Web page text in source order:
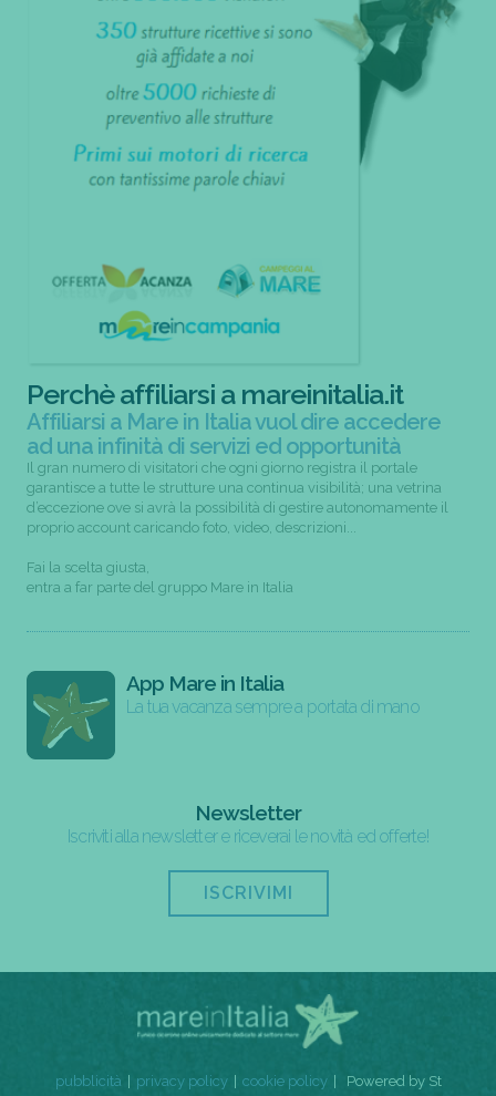
Perchè affiliarsi a mareinitalia.it
Affiliarsi a Mare in Italia vuol dire accedere
ad una infinità di servizi ed opportunità
Il gran numero di visitatori che ogni giorno registra il portale
garantisce a tutte le strutture una continua visibilità; una vetrina
d’eccezione ove si avrà la possibilità di gestire autonomamente il
proprio account caricando foto, video, descrizioni...
Fai la scelta giusta,
entra a far parte del gruppo Mare in Italia
App Mare in Italia
La tua vacanza sempre a portata di mano
Newsletter
Iscriviti alla newsletter e riceverai le novità ed offerte!
ISCRIVIMI
pubblicità privacy policy cookie policy Powered by St